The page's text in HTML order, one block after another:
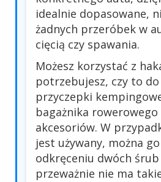
idealnie dopasowane,
żadnych przeróbek w
cięcią czy spawania.
Możesz korzystać z
potrzebujesz, czy to
przyczepki
bagażnika
akcesoriów. W
jest używany, można
odkręceniu dwóch
przeważnie nie ma